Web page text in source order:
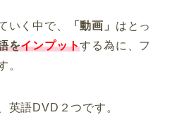
いく中で、 「動画」 はとっ
をインプットする為に、フ
。
英語DVD２つです。